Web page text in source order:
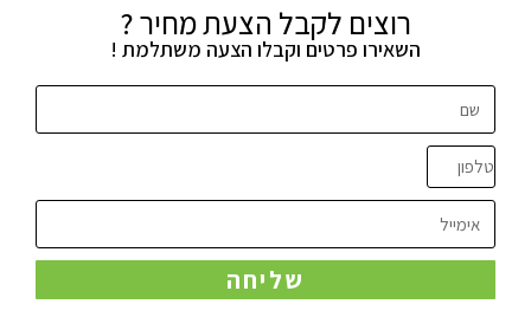
רוצים לקבל הצעת מחיר ?
השאירו פרטים וקבלו הצעה משתלמת !
שליחה